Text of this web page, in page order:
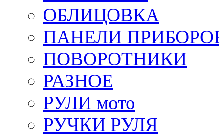
ОБЛИЦОВКА
ПАНЕЛИ
ПОВОРОТНИКИ
РАЗНОЕ
РУЛИ мото
РУЧКИ РУЛЯ